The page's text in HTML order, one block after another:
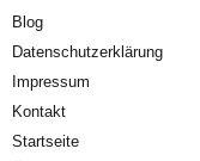
Blog
Datenschutzerklärung
Impressum
Kontakt
Startseite